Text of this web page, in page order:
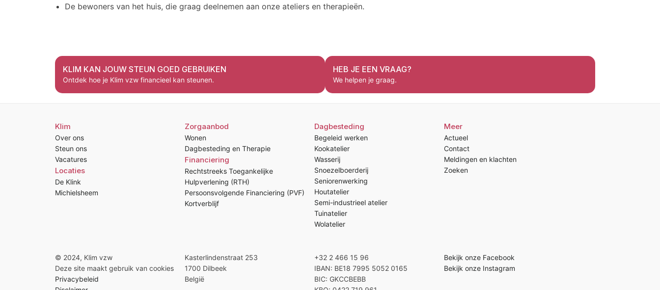
De bewoners van het huis, die graag deelnemen aan onze ateliers en therapieën.
KLIM KAN JOUW STEUN GOED GEBRUIKEN
Ontdek hoe je Klim vzw financieel kan steunen.
HEB JE EEN VRAAG?
We helpen je graag.
Klim
Over ons
Steun ons
Vacatures
Locaties
De Klink
Michielsheem
Zorgaanbod
Wonen
Dagbesteding en Therapie
Financiering
Rechtstreeks Toegankelijke
Hulpverlening (RTH)
Persoonsvolgende Financiering (PVF)
Kortverblijf
Dagbesteding
Begeleid werken
Kookatelier
Wasserij
Snoezelboerderij
Seniorenwerking
Houtatelier
Semi-industrieel atelier
Tuinatelier
Wolatelier
Meer
Actueel
Contact
Meldingen en klachten
Zoeken
© 2024, Klim vzw
Deze site maakt gebruik van cookies
Privacybeleid
Kasterlindenstraat 253
1700 Dilbeek
België
+32 2 466 15 96
IBAN: BE18 7995 5052 0165
BIC: GKCCBEBB
Bekijk onze Facebook
Bekijk onze Instagram